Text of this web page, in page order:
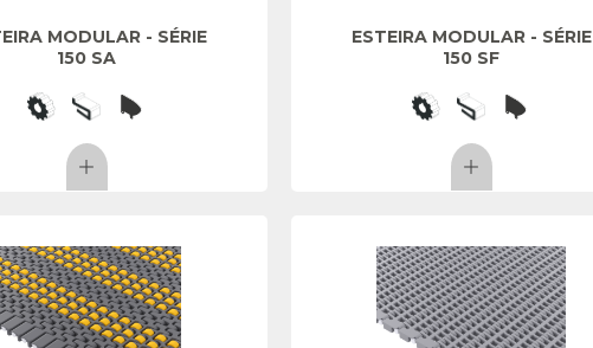
MODULAR - SÉRIE
150 SA
ESTEIRA MODULAR - SÉRIE
150 SF